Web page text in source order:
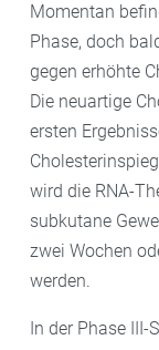
Momentan
Phase, doch
gegen erhöhte
Die neuartige
ersten
wird die RNA-
subkutane
zwei Wochen
werden.
In der Phase III-